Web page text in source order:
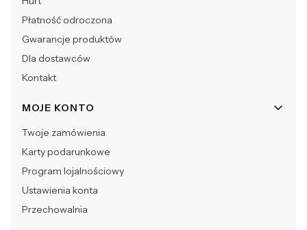
Płatność odroczona
Gwarancje produktów
Dla dostawców
Kontakt
MOJE KONTO
Twoje zamówienia
Karty podarunkowe
Program lojalnościowy
Ustawienia konta
Przechowalnia